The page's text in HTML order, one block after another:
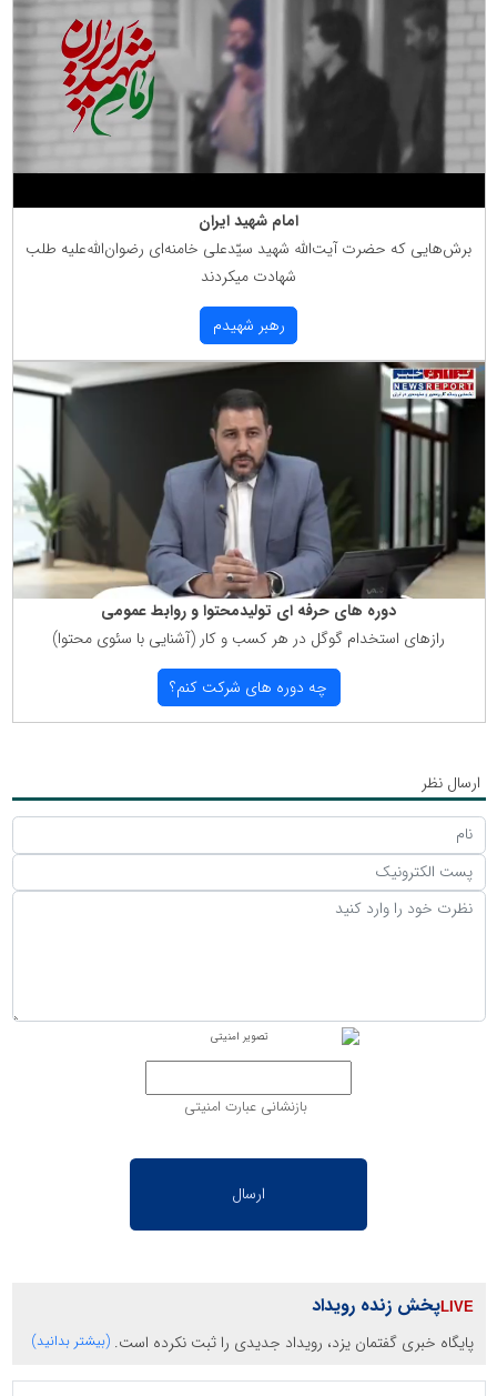
امام شهید ایران
برش‌هایی كه حضرت آیت‌الله شهید سیّدعلی خامنه‌ای رضوان‌الله‌علیه طلب
شهادت میكردند
رهبر شهیدم
دوره های حرفه ای تولیدمحتوا و روابط عمومی
رازهای استخدام گوگل در هر كسب و كار (آشنایی با سئوی محتوا)
چه دوره های شركت كنم؟
ارسال نظر
بازنشانی عبارت امنیتی
پخش زنده رویداد
پایگاه خبری گفتمان یزد، رویداد جدیدی را ثبت نکرده است. (بیشتر بدانید)